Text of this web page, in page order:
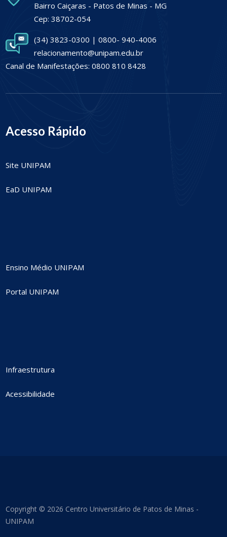
Bairro Caiçaras - Patos de Minas - MG
Cep: 38702-054
(34) 3823-0300 | 0800- 940-4006
relacionamento@unipam.edu.br
Canal de Manifestações: 0800 810 8428
Acesso Rápido
Site UNIPAM
EaD UNIPAM
Ensino Médio UNIPAM
Portal UNIPAM
Infraestrutura
Acessibilidade
Copyright © 2026 Centro Universitário de Patos de Minas -
UNIPAM